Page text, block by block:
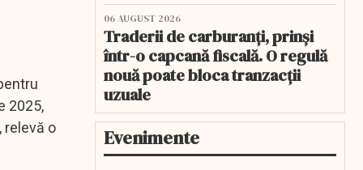
2025,
relevă o
06 AUGUST 2026
Traderii de carburanți, prinși
într-o capcană fiscală. O regulă
nouă poate bloca tranzacții
uzuale
Evenimente